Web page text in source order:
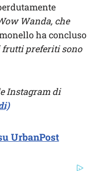
Wanda, che
ha concluso
frutti preferiti sono
Instagram di
UrbanPost